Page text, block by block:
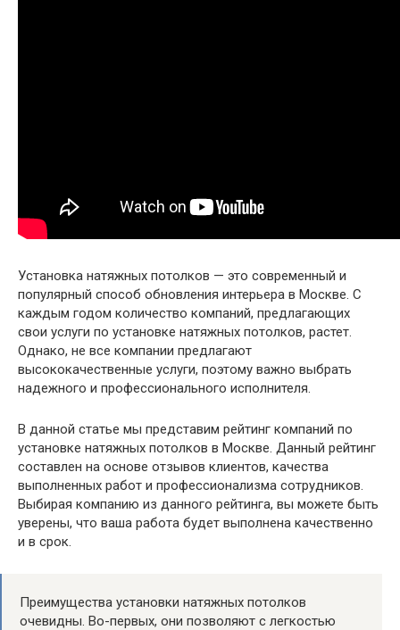
Установка натяжных потолков — это современный и
популярный способ обновления интерьера в Москве. С
каждым годом количество компаний, предлагающих
свои услуги по установке натяжных потолков, растет.
Однако, не все компании предлагают
высококачественные услуги, поэтому важно выбрать
надежного и профессионального исполнителя.
В данной статье мы представим рейтинг компаний по
установке натяжных потолков в Москве. Данный рейтинг
составлен на основе отзывов клиентов, качества
выполненных работ и профессионализма сотрудников.
Выбирая компанию из данного рейтинга, вы можете быть
уверены, что ваша работа будет выполнена качественно
и в срок.
Преимущества установки натяжных потолков
очевидны. Во-первых, они позволяют с легкостью